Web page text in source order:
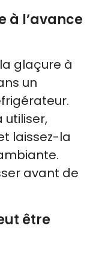
à l’avance
glaçure à
un
utiliser,
laissez-la
avant de
être